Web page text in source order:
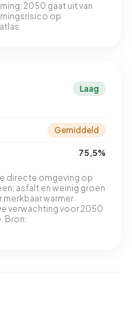
2050 gaat uit van
op
Laag
Gemiddeld
75,5%
directe omgeving op
asfalt en weinig groen
warmer
verwachting voor 2050
Bron: